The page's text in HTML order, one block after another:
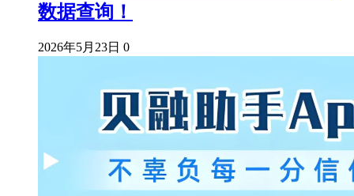
数据查询！
2026年5月23日 0